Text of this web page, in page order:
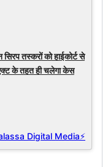
तस्करों को हाईकोर्ट से
के तहत ही चलेगा केस
Digital Media⚡